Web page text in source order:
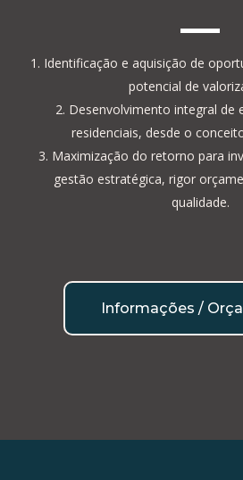
Identificação e aquisição de
potencial de
Desenvolvimento integral de
residenciais, desde o
Maximização do retorno para
gestão estratégica, rigor
qualidade.
Informações /